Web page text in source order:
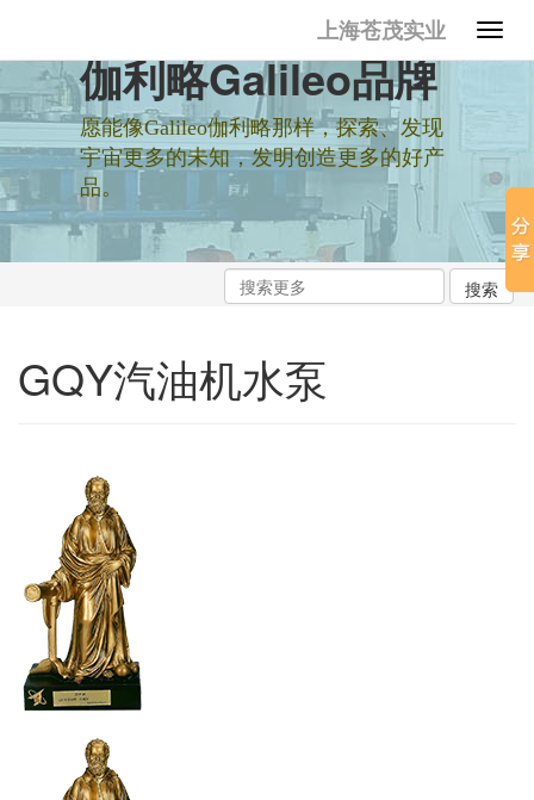
上海苍茂实业
伽利略Galileo品牌
愿能像Galileo伽利略那样，探索、发现
宇宙更多的未知，发明创造更多的好产
品。
GQY汽油机水泵